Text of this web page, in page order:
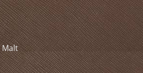
Malt